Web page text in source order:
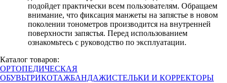
подойдет практически всем пользователям. Обращаем
внимание, что фиксация манжеты на запястье в новом
поколении тонометров производится на внутренней
поверхности запястья. Перед использованием
ознакомьтесь с руководство по эксплуатации.
Каталог товаров:
ОРТОПЕДИЧЕСКАЯ
ОБУВЬТРИКОТАЖБАНДАЖИСТЕЛЬКИ И КОРРЕКТОРЫ